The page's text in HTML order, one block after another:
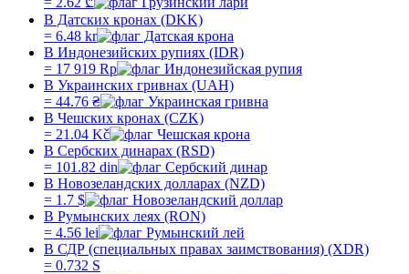
В Датских кронах (DKK)
= 6.48 kr
В Индонезийских рупиях (IDR)
= 17 919 Rp
В Украинских гривнах (UAH)
= 44.76 ₴
В Чешских кронах (CZK)
= 21.04 Kč
В Сербских динарах (RSD)
= 101.82 din
В Новозеландских долларах (NZD)
= 1.7 $
В Румынских леях (RON)
= 4.56 lei
В СДР (специальных правах заимствования) (XDR)
= 0.732 S